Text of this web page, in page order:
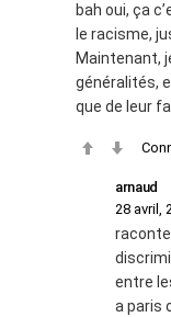
bah oui, ça
le racisme,
Maintenant,
généralités,
que de leur
arnaud
28 avril,
entre
a paris